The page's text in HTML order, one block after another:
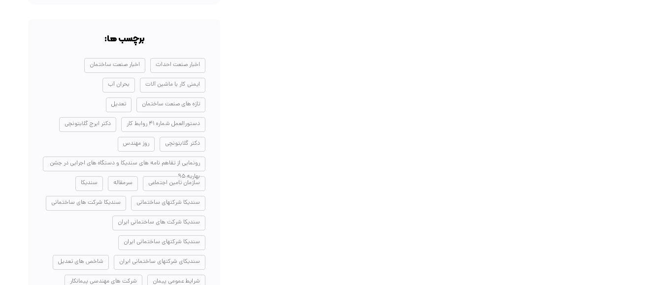
برچسب ها:
اخبار صنعت احداث اخبار صنعت ساختمان
ایمنی کار با ماشین آلات بحران آب
تازه های صنعت ساختمان تعدیل
دستورالعمل شماره ۴۱ روابط کار دکتر ایرج گلابتونچی
دکتر گلابتونچی روز مهندس
رونمایی از تفاهم نامه های سندیکا و دستگاه های اجرایی در جشن
بهاریه ۹۵
سازمان تامین اجتماعی سرمقاله سندیکا
سندیکا شرکتهای ساختمانی سندیکا شرکت های ساختمانی
سندیکا شرکت های ساختمانی ایران
سندیکا شرکتهای ساختمانی ایران
سندیکای شرکتهای ساختمانی ایران شاخص های تعدیل
شرایط عمومی پیمان شرکت های مهندسی پیمانکار